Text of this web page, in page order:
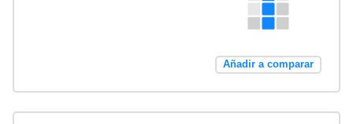
Añadir a comparar